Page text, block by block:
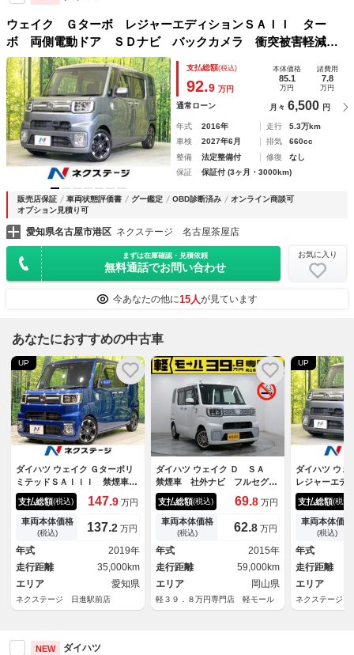
ウェイク Ｇターボ レジャーエディションＳＡＩＩ ター
ボ 両側電動ドア ＳＤナビ バックカメラ 衝突被害軽減シ
ステム 禁煙車 スマートキー ＬＥＤヘッド 純正１５イン
チアルミ オートライト オートエアコン ＣＤ ＤＶＤ再
生 地デジ ＬＥＤフォグ
支払総額(税込)
92.9 万円
本体価格
85.1
万円
諸費用
7.8
万円
通常ローン 月々 6,500 円
年式 2016年 走行
5.3万km
車検
2027年6月 排気
660cc
整備
法定整備付 修復
なし
保証
保証付 (3ヶ月・3000km)
販売店保証 車両状態評価書 グー鑑定 OBD診断済み
オンライン商談可
オプション見積り可
愛知県名古屋市港区 ネクステージ 名古屋茶屋店
まずは在庫確認・見積依頼
無料通話でお問い合わせ
お気に入り
今あなたの他に15人が見ています
あなたにおすすめの中古車
UP
ダイハツ ウェイク Ｇターボリ
ミテッドＳＡＩＩＩ 禁煙車
純正ナビ 全周囲カメラ 両側
電動スライドドア 衝突軽減
Ｂｌｕｅｔｏｏｔｈ ＣＤ／Ｄ
ＶＤ再生 ドライブレコーダ
ー ＥＴＣ オートマチックハ
イビーム ＬＥＤフォグライ
ト ドアバイザー
支払総額(税込) 147.9 万円
車両本体価格
(税込) 137.2 万円
年式
2019年
走行距離
35,000km
エリア
愛知県
ネクステージ 日進駅前店
ダイハツ ウェイク Ｄ ＳＡ
禁煙車 社外ナビ フルセグＴ
Ｖ 両側スライドドア キーレ
ス ＬＥＤヘッドライト 衝突
被害軽減ブレーキ サイドエア
バック アイドリングストッ
プ 電動格納ドアミラー 社外
１４インチアルミホイール Ｅ
ＴＣ
支払総額(税込) 69.8 万円
車両本体価格
(税込) 62.8 万円
年式
2015年
走行距離
59,000km
エリア
岡山県
軽３９．８万円専門店 軽モール
UP
ダイハツ ウ
レジャーエデ
Ｉ ターボ
Ｄナビ バッ
害軽減シス
ートキー Ｌ
１５インチア
ト オート
ＶＤ再生 地
グ
支払総額(税込)
車両本体価格
(税込)
年式
走行距離
エリア
ネクステージ
NEW ダイハツ